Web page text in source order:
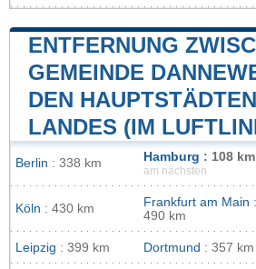
ENTFERNUNG
GEMEINDE
DEN
LANDES (IM
Berlin : 338 km Hamburg : 108 km
am nächsten
Köln : 430 km Frankfurt am Main :
490 km
Leipzig : 399 km Dortmund : 357 km